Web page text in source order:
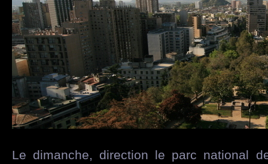
Le dimanche, direction le parc national